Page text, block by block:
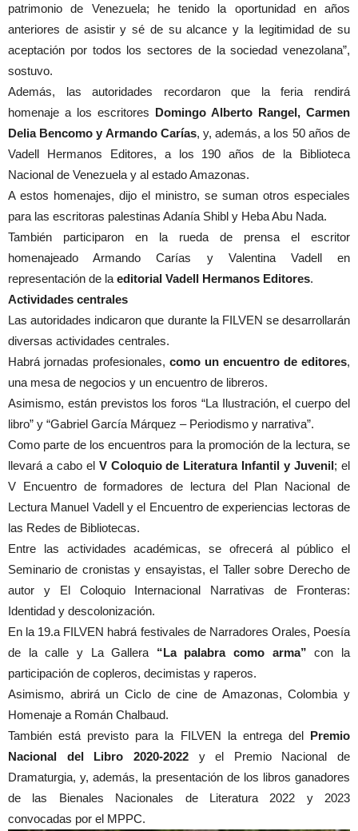
patrimonio de Venezuela; he tenido la oportunidad en años
anteriores de asistir y sé de su alcance y la legitimidad de su
aceptación por todos los sectores de la sociedad venezolana”,
sostuvo.
Además, las autoridades recordaron que la feria rendirá
homenaje a los escritores Domingo Alberto Rangel, Carmen
Delia Bencomo y Armando Carías, y, además, a los 50 años de
Vadell Hermanos Editores, a los 190 años de la Biblioteca
Nacional de Venezuela y al estado Amazonas.
A estos homenajes, dijo el ministro, se suman otros especiales
para las escritoras palestinas Adanía Shibl y Heba Abu Nada.
También participaron en la rueda de prensa el escritor
homenajeado Armando Carías y Valentina Vadell en
representación de la editorial Vadell Hermanos Editores.
Actividades centrales
Las autoridades indicaron que durante la FILVEN se desarrollarán
diversas actividades centrales.
Habrá jornadas profesionales, como un encuentro de editores,
una mesa de negocios y un encuentro de libreros.
Asimismo, están previstos los foros “La Ilustración, el cuerpo del
libro” y “Gabriel García Márquez – Periodismo y narrativa”.
Como parte de los encuentros para la promoción de la lectura, se
llevará a cabo el V Coloquio de Literatura Infantil y Juvenil; el
V Encuentro de formadores de lectura del Plan Nacional de
Lectura Manuel Vadell y el Encuentro de experiencias lectoras de
las Redes de Bibliotecas.
Entre las actividades académicas, se ofrecerá al público el
Seminario de cronistas y ensayistas, el Taller sobre Derecho de
autor y El Coloquio Internacional Narrativas de Fronteras:
Identidad y descolonización.
En la 19.a FILVEN habrá festivales de Narradores Orales, Poesía
de la calle y La Gallera “La palabra como arma” con la
participación de copleros, decimistas y raperos.
Asimismo, abrirá un Ciclo de cine de Amazonas, Colombia y
Homenaje a Román Chalbaud.
También está previsto para la FILVEN la entrega delPremio
Nacional del Libro 2020-2022y el Premio Nacional de
Dramaturgia, y, además, la presentación de los libros ganadores
de las Bienales Nacionales de Literatura 2022 y 2023
convocadas por el MPPC.